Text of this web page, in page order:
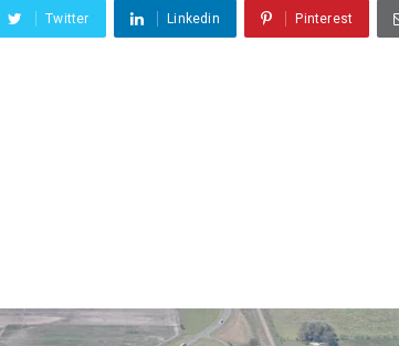
Twitter Linkedin Pinterest